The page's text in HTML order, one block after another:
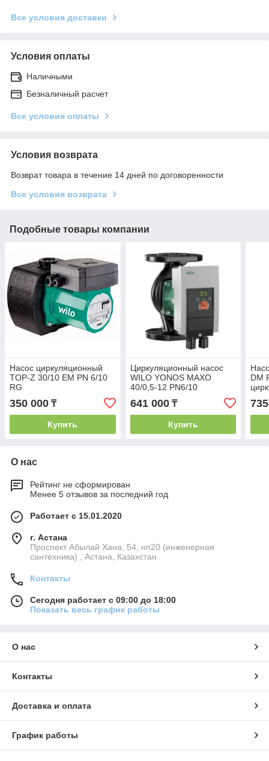
Все условия доставки
Условия оплаты
Наличными
Безналичный расчет
Все условия оплаты
Условия возврата
Возврат товара в течение 14 дней по договоренности
Все условия возврата
Подобные товары компании
Насос циркуляционный
TOP-Z 30/10 ЕM PN 6/10
RG
350 000 ₸
Купить
Циркуляционный насос
WILO YONOS MAXO
40/0,5-12 PN6/10
641 000₸
Купить
DM
О нас
Рейтинг не сформирован
Менее 5 отзывов за последний год
Работает с 15.01.2020
г. Астана
Проспект Абылай Хана, 54, нп20 (инженерная
сантехника) , Астана, Казахстан
Контакты
Сегодня работает с 09:00 до 18:00
Показать весь график работы
О нас
Контакты
Доставка и оплата
График работы